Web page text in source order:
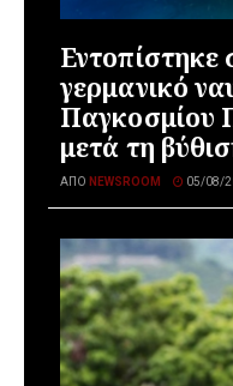
Εντοπίστηκε
γερμανικό
Παγκοσμίου
μετά τη
ΑΠΌ NEWSROOM 05/08/